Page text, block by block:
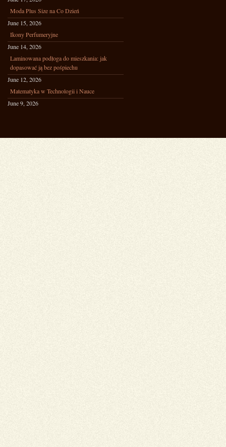
Moda Plus Size na Co Dzień
June 15, 2026
Ikony Perfumeryjne
June 14, 2026
Laminowana podłoga do mieszkania: jak
dopasować ją bez pośpiechu
June 12, 2026
Matematyka w Technologii i Nauce
June 9, 2026